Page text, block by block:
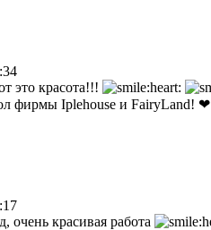
это красота!!!
фирмы Iplehouse и FairyLand! ❤
красивая работа